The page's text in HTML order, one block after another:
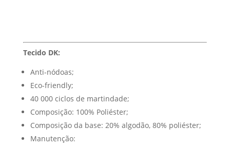
Tecido DK:
Anti-nódoas;
Eco-friendly;
40 000 ciclos de martindade;
Composição: 100% Poliéster;
Composição da base: 20% algodão, 80% poliéster;
Manutenção: